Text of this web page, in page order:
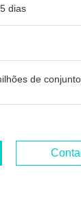
dias
de